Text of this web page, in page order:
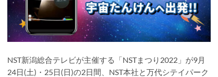
NST新潟総合テレビが主催する「NSTまつり2022」が9月
24日(土)・25日(日)の2日間、NST本社と万代シテイパーク